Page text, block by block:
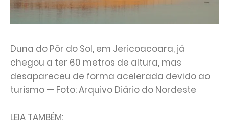
Duna do Pôr do Sol, em Jericoacoara, já
chegou a ter 60 metros de altura, mas
desapareceu de forma acelerada devido ao
turismo — Foto: Arquivo Diário do Nordeste
LEIA TAMBÉM: